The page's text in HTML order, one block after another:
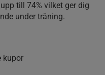
till 74% vilket ger dig
under träning.
kupor